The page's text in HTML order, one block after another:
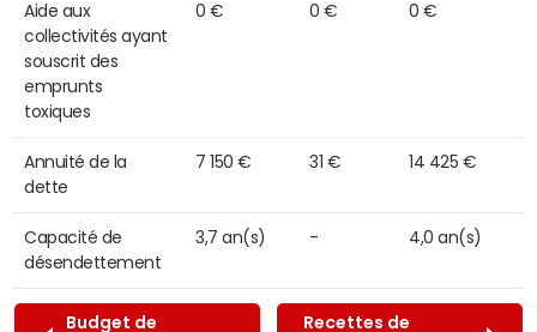
Aide aux
collectivités ayant
souscrit des
emprunts
toxiques
0 € 0 € 0 €
Annuité de la
dette
7 150 € 31 € 14 425 €
Capacité de
désendettement
3,7 an(s) - 4,0 an(s)
Budget de
Recettes de